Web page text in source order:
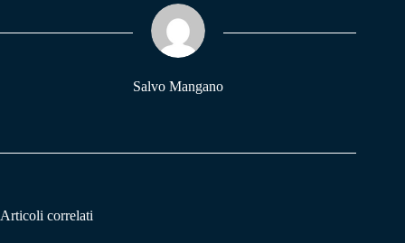
pp m
Salvo Mangano
Articoli correlati